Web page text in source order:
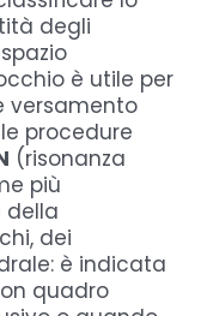
degli
è utile per
versamento
procedure
(risonanza
più
della
dei
è indicata
quadro